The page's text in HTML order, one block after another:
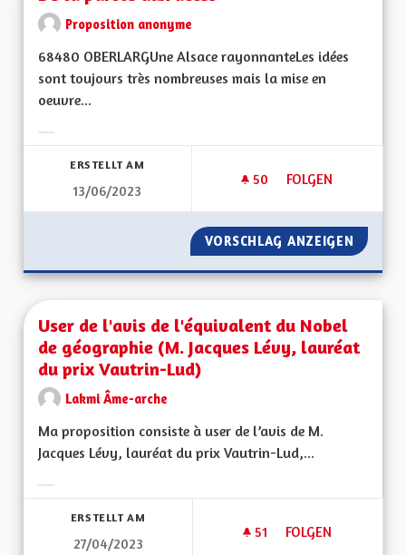
Proposition anonyme
68480 OBERLARGUne Alsace rayonnanteLes idées
sont toujours très nombreuses mais la mise en
oeuvre...
ERSTELLT AM
13/06/2023
50 50 FOLLOWER
FOLGEN
DE LA PAROLE AUX
VORSCHLAG ANZEIGEN DE LA
User de l'avis de l'équivalent du Nobel
de géographie (M. Jacques Lévy, lauréat
du prix Vautrin-Lud)
Lakmi Âme-arche
Ma proposition consiste à user de l’avis de M.
Jacques Lévy, lauréat du prix Vautrin-Lud,...
ERSTELLT AM
27/04/2023
51 51 FOLLOWER
FOLGEN
USER DE L'AVIS